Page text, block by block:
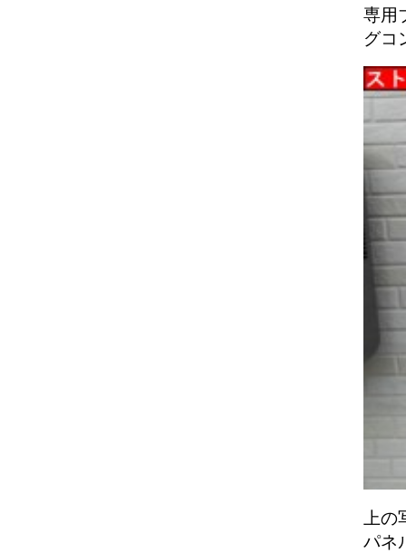
専用
グコ
上
パネ